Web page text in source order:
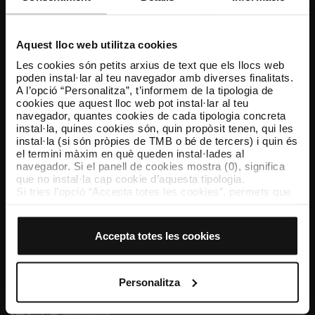
Aquest lloc web utilitza cookies
Les cookies són petits arxius de text que els llocs web
poden instal·lar al teu navegador amb diverses finalitats.
A l’opció “Personalitza”, t’informem de la tipologia de
cookies que aquest lloc web pot instal·lar al teu
navegador, quantes cookies de cada tipologia concreta
instal·la, quines cookies són, quin propòsit tenen, qui les
instal·la (si són pròpies de TMB o bé de tercers) i quin és
el termini màxim en què queden instal·lades al
navegador. Si el panell de cookies mostra (0), significa
que no instal·la cap cookie d’aquesta tipologia.
Si tries l’opció “Accepta totes les cookies”, permets que
El selector que es troba a la dreta de cada tipologia de
cookies d’aquella classe.
Un cop hagis marcat les teves preferències, has de fer
clic sobre “Selecciona i configura”. Així, s’instal·laran
només les cookies de la tipologia que hagis seleccionat
personalització, perquè permeten recordar les teves
Accepta totes les cookies
Personalitza
Resol els teus dubtes
Segueix-nos
TMB a les xarxes socials
TMB App
Descarrega’t TMB App i compra els teus bitllets
App Store Google Play